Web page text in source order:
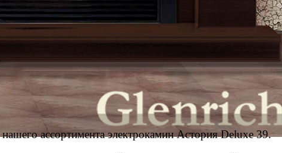
ассортимента электрокамин Астория Deluxe 39.